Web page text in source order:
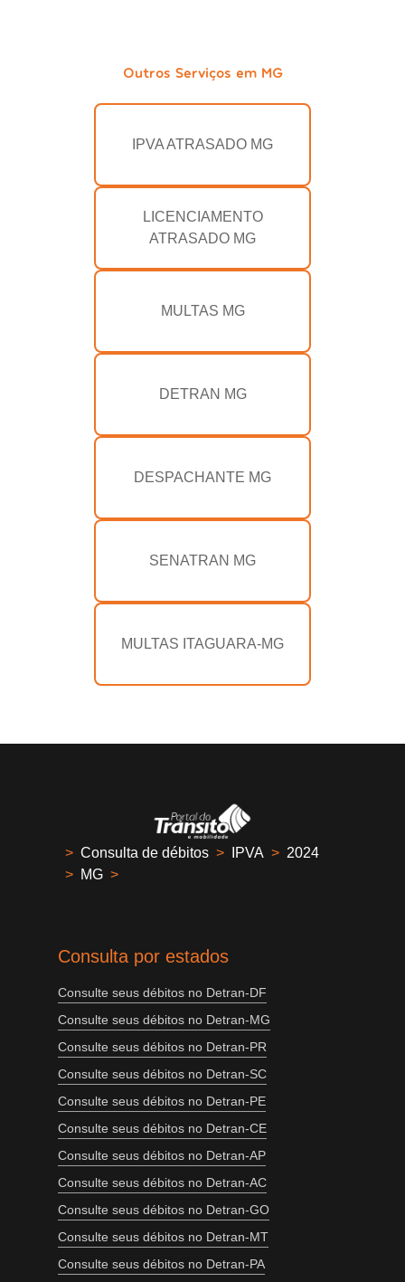
Outros Serviços em MG
IPVA ATRASADO MG
LICENCIAMENTO
ATRASADO MG
MULTAS MG
DETRAN MG
DESPACHANTE MG
SENATRAN MG
MULTAS ITAGUARA-MG
> Consulta de débitos > IPVA > 2024
> MG >
Consulta por estados
Consulte seus débitos no Detran-DF
Consulte seus débitos no Detran-MG
Consulte seus débitos no Detran-PR
Consulte seus débitos no Detran-SC
Consulte seus débitos no Detran-PE
Consulte seus débitos no Detran-CE
Consulte seus débitos no Detran-AP
Consulte seus débitos no Detran-AC
Consulte seus débitos no Detran-GO
Consulte seus débitos no Detran-MT
Consulte seus débitos no Detran-PA